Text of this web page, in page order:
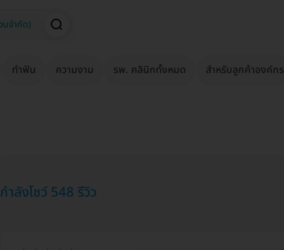
ทำฟัน ความงาม รพ. คลินิกทั้งหมด สำหรับลูกค้าองค์กร
กำลังโชว์ 548 รีวิว